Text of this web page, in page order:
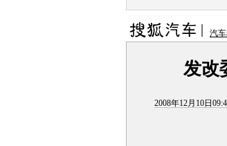
汽
发改
2008年12月10日